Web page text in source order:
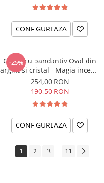
CONFIGUREAZA
-25%
Colier cu pandantiv Oval din
argint si cristal - Magia incepe
cu tine
254,00 RON
190,50 RON
CONFIGUREAZA
1 2 3 ... 11